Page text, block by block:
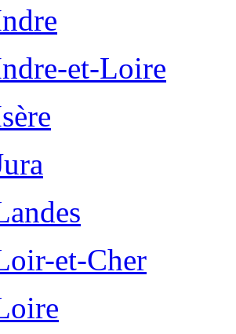
et-Loire
et-Cher